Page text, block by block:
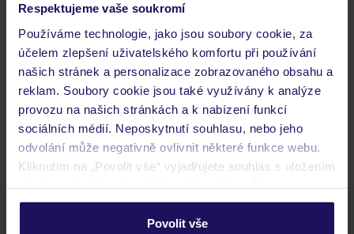
Respektujeme vaše soukromí
Používáme technologie, jako jsou soubory cookie, za
účelem zlepšení uživatelského komfortu při používání
našich stránek a personalizace zobrazovaného obsahu a
reklam. Soubory cookie jsou také využívány k analýze
provozu na našich stránkách a k nabízení funkcí
sociálních médií. Neposkytnutí souhlasu, nebo jeho
odvolání může negativně ovlivnit některé funkce webu.
Kliknutím na „Povolit vše“ vyjadřujete souhlas s uložením
personalizovat v sekci „Personalizace“.
Povolit vše
Jaké doklady jsou potřebné při cestování?
Budeme ubytováni ihned po příjezdu do hotelu?
Kam jít po přistání a vyzvednutí zavazadel?
Zobrazit další
Stáhněte si bezplatnou aplikaci TUI